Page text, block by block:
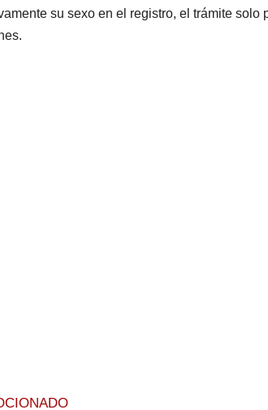
su sexo en el registro, el trámite solo